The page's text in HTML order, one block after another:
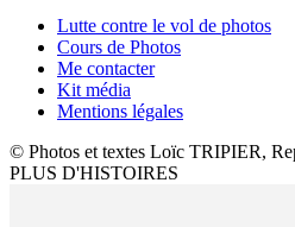
Lutte contre le vol de photos
Cours de Photos
Me contacter
Kit média
Mentions légales
© Photos et textes Loïc TRIPIER,
PLUS D'HISTOIRES